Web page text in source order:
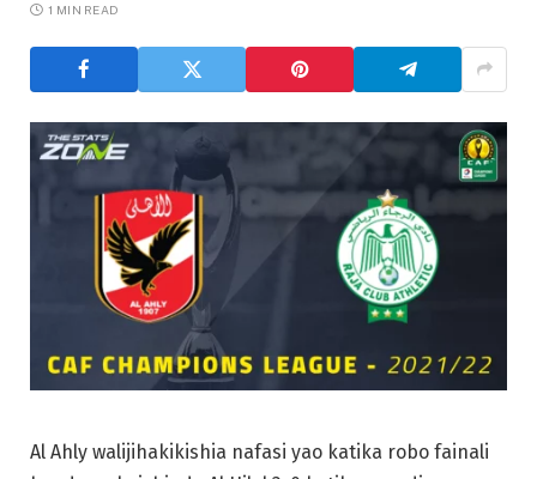
1 MIN READ
Al Ahly walijihakikishia nafasi yao katika robo fainali